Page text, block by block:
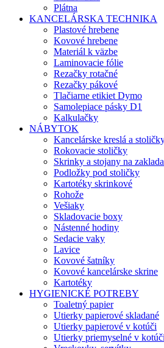
Plátna
KANCELÁRSKA TECHNIKA
Plastové hrebene
Kovové hrebene
Materiál k väzbe
Laminovacie fólie
Rezačky rotačné
Rezačky pákové
Tlačiarne etikiet Dymo
Samolepiace pásky D1
Kalkulačky
NÁBYTOK
Kancelárske kreslá a
Rokovacie stoličky
Skrinky a stojany na
Podložky pod stoličky
Kartotéky skrinkové
Rohože
Vešiaky
Skladovacie boxy
Nástenné hodiny
Sedacie vaky
Lavice
Kovové šatníky
Kovové kancelárske skrine
Kartotéky
HYGIENICKÉ POTREBY
Toaletný papier
Utierky papierové skladané
Utierky papierové v kotúči
Utierky priemyselné v kotúči